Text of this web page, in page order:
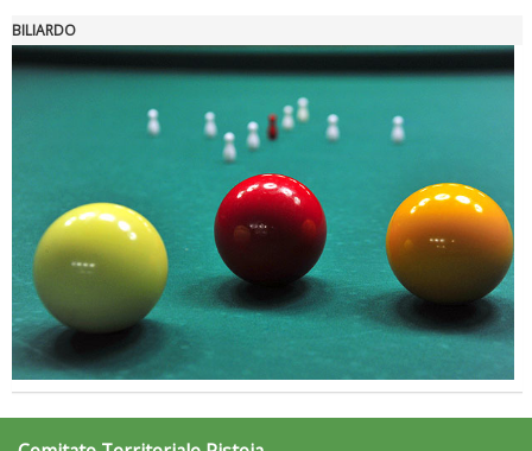
La formazione Uisp rallenta ma prosegue anche in estate
BILIARDO